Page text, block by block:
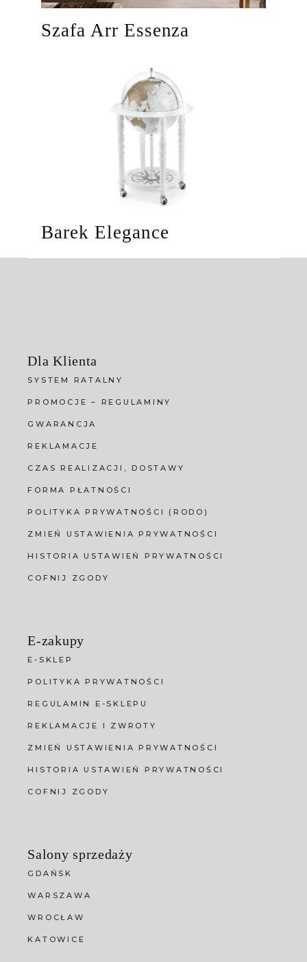
Szafa Arr Essenza
Barek Elegance
Dla Klienta
SYSTEM RATALNY
PROMOCJE – REGULAMINY
GWARANCJA
REKLAMACJE
CZAS REALIZACJI, DOSTAWY
FORMA PŁATNOŚCI
POLITYKA PRYWATNOŚCI (RODO)
ZMIEŃ USTAWIENIA PRYWATNOŚCI
HISTORIA USTAWIEŃ PRYWATNOŚCI
COFNIJ ZGODY
E-zakupy
E-SKLEP
POLITYKA PRYWATNOŚCI
REGULAMIN E-SKLEPU
REKLAMACJE I ZWROTY
ZMIEŃ USTAWIENIA PRYWATNOŚCI
HISTORIA USTAWIEŃ PRYWATNOŚCI
COFNIJ ZGODY
Salony sprzedaży
GDAŃSK
WARSZAWA
WROCŁAW
KATOWICE